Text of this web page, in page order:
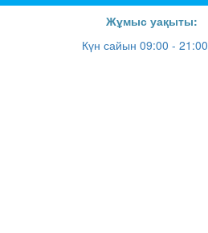
Жұмыс уақыты:
Күн сайын 09:00 - 21:00